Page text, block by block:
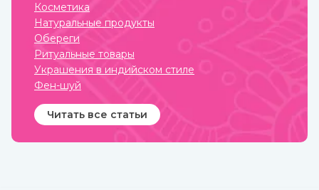
Косметика
Натуральные продукты
Обереги
Ритуальные товары
Украшения в индийском стиле
Фен-шуй
Читать все статьи